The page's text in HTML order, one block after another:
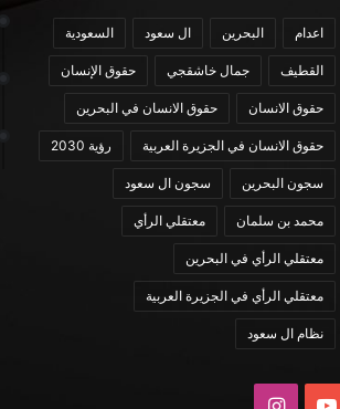
اعدام البحرين ال سعود السعودية
القطيف جمال خاشقجي حقوق الإنسان
حقوق الانسان حقوق الانسان في البحرين
حقوق الانسان في الجزيرة العربية رؤية 2030
سجون البحرين سجون ال سعود
محمد بن سلمان معتقلي الرأي
معتقلي الرأي في البحرين
معتقلي الرأي في الجزيرة العربية
نظام ال سعود
يوتيوبانستقرام